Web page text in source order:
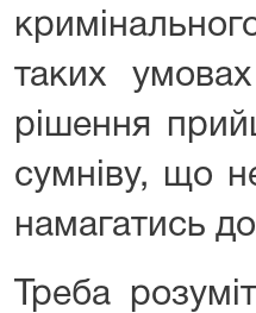
таких
рішення
сумніву, що
намагатись
Треба